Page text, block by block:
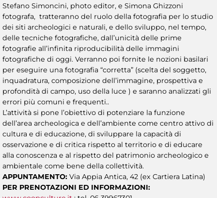
Stefano Simoncini, photo editor, e Simona Ghizzoni
fotografa, tratteranno del ruolo della fotografia per lo studio
dei siti archeologici e naturali, e dello sviluppo, nel tempo,
delle tecniche fotografiche, dall’unicità delle prime
fotografie all’infinita riproducibilità delle immagini
fotografiche di oggi. Verranno poi fornite le nozioni basilari
per eseguire una fotografia “corretta” (scelta del soggetto,
inquadratura, composizione dell’immagine, prospettiva e
profondità di campo, uso della luce ) e saranno analizzati gli
errori più comuni e frequenti..
L’attività si pone l’obiettivo di potenziare la funzione
dell’area archeologica e dell’ambiente come centro attivo di
cultura e di educazione, di sviluppare la capacità di
osservazione e di critica rispetto al territorio e di educare
alla conoscenza e al rispetto del patrimonio archeologico e
ambientale come bene della collettività.
APPUNTAMENTO: Via Appia Antica, 42 (ex Cartiera Latina)
PER PRENOTAZIONI ED INFORMAZIONI: